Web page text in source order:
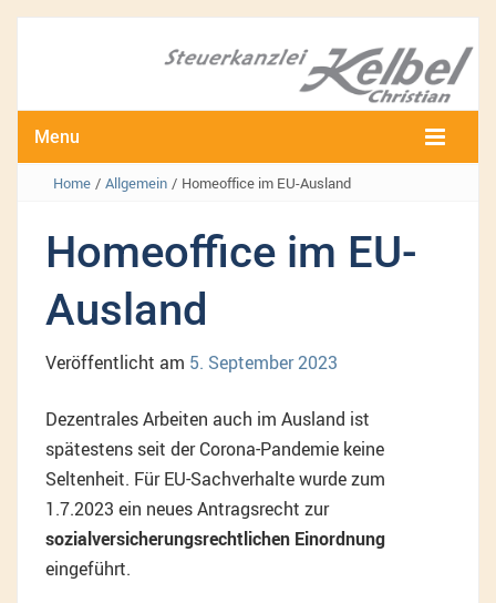
Menu
Home / Allgemein / Homeoffice im EU-Ausland
Homeoffice im EU-
Ausland
Veröffentlicht am 5. September 2023
Dezentrales Arbeiten auch im Ausland ist
spätestens seit der Corona-Pandemie keine
Seltenheit. Für EU-Sachverhalte wurde zum
1.7.2023 ein neues Antragsrecht zur
sozialversicherungsrechtlichen Einordnung
eingeführt.